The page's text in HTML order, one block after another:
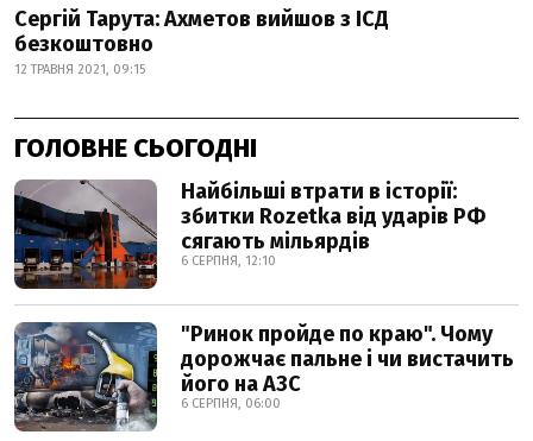
Сергій Тарута: Ахметов вийшов з ІСД
безкоштовно
12 ТРАВНЯ 2021, 09:15
ГОЛОВНЕ СЬОГОДНІ
Найбільші втрати в історії:
збитки Rozetka від ударів РФ
сягають мільярдів
6 СЕРПНЯ, 12:10
"Ринок пройде по краю". Чому
дорожчає пальне і чи вистачить
його на АЗС
6 СЕРПНЯ, 06:00